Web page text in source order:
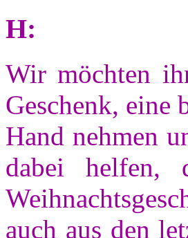
H:
Wir möchten
Geschenk, eine
Hand nehmen
dabei helfen,
auch aus den